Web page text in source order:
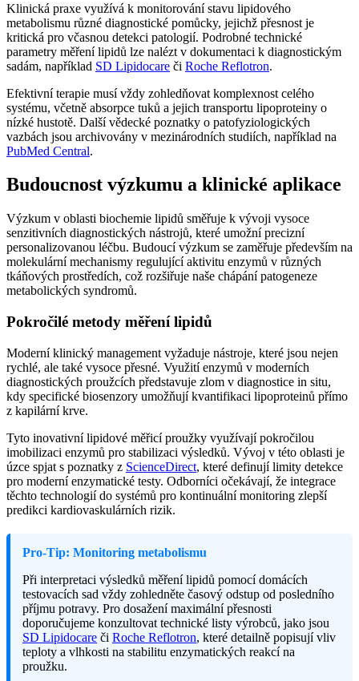
Klinická praxe využívá k monitorování stavu lipidového
metabolismu různé diagnostické pomůcky, jejichž přesnost je
kritická pro včasnou detekci patologií. Podrobné technické
parametry měření lipidů lze nalézt v dokumentaci k diagnostickým
sadám, například SD Lipidocare či Roche Reflotron.
Efektivní terapie musí vždy zohledňovat komplexnost celého
systému, včetně absorpce tuků a jejich transportu lipoproteiny o
nízké hustotě. Další vědecké poznatky o patofyziologických
vazbách jsou archivovány v mezinárodních studiích, například na
PubMed Central.
Budoucnost výzkumu a klinické aplikace
Výzkum v oblasti biochemie lipidů směřuje k vývoji vysoce
senzitivních diagnostických nástrojů, které umožní precizní
personalizovanou léčbu. Budoucí výzkum se zaměřuje především na
molekulární mechanismy regulující aktivitu enzymů v různých
tkáňových prostředích, což rozšiřuje naše chápání patogeneze
metabolických syndromů.
Pokročilé metody měření lipidů
Moderní klinický management vyžaduje nástroje, které jsou nejen
rychlé, ale také vysoce přesné. Využití enzymů v moderních
diagnostických proužcích představuje zlom v diagnostice in situ,
kdy specifické biosenzory umožňují kvantifikaci lipoproteinů přímo
z kapilární krve.
Tyto inovativní lipidové měřicí proužky využívají pokročilou
imobilizaci enzymů pro stabilizaci výsledků. Vývoj v této oblasti je
úzce spjat s poznatky z ScienceDirect, které definují limity detekce
pro moderní enzymatické testy. Odborníci očekávají, že integrace
těchto technologií do systémů pro kontinuální monitoring zlepší
predikci kardiovaskulárních rizik.
Pro-Tip: Monitoring metabolismu
Při interpretaci výsledků měření lipidů pomocí domácích
testovacích sad vždy zohledněte časový odstup od posledního
příjmu potravy. Pro dosažení maximální přesnosti
doporučujeme konzultovat technické listy výrobců, jako jsou
SD Lipidocare či Roche Reflotron, které detailně popisují vliv
teploty a vlhkosti na stabilitu enzymatických reakcí na
proužku.